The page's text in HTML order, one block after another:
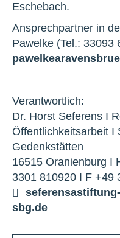
Eschebach.
Ansprechpartner in
Pawelke (Tel.: 33093
pawelkea
Verantwortlich:
Dr. Horst Seferens I
Öffentlichkeitsarbeit I
Gedenkstätten
16515 Oranienburg I
3301 810920 I F +49
seferensa
sbg.de